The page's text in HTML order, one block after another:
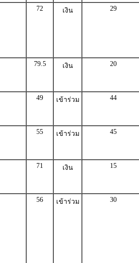
72 เงิน 29
79.5 เงิน 20
49 เข้าร่วม 44
55 เข้าร่วม 45
71 เงิน 15
56 เข้าร่วม 30